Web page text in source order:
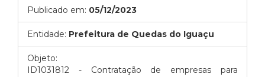
Publicado em: 05/12/2023
Entidade: Prefeitura de Quedas do Iguaçu
Objeto:
ID1031812 - Contratação de empresas para